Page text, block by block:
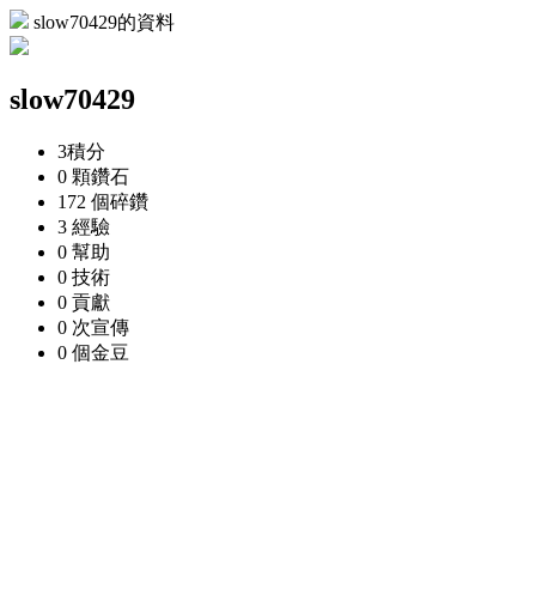
slow70429的資料
slow70429
3積分
0 顆鑽石
172 個碎鑽
3 經驗
0 幫助
0 技術
0 貢獻
0 次宣傳
0 個金豆